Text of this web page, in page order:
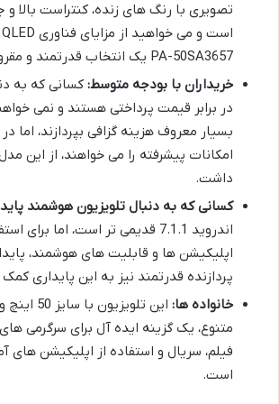
تصویری با رنگ های زنده، کنتراست بالا و
PA-50SA3657 یک انتخاب قدرتمند و مقرون به صرفه است.
خریداران با بودجه متوسط:کسانی که به
در برابر قیمت پرداختی هستند و نمی
بسیار معروف هزینه گزافی بپردازند، اما
امکانات پیشرفته را می خواهند، از این
داشت.
کسانی که به دنبال تلویزیون هوشمند
اندروید 7.1.1 قدیمی تر است، اما
اپلیکیشن ها و قابلیت های هوشمند،
پردازنده قدرتمند نیز به این پایداری
خانواده ها:
این
متنوع، یک گزینه ایده آل برای سرگرمی
فیلم، سریال و استفاده از اپلیکیشن های
است.